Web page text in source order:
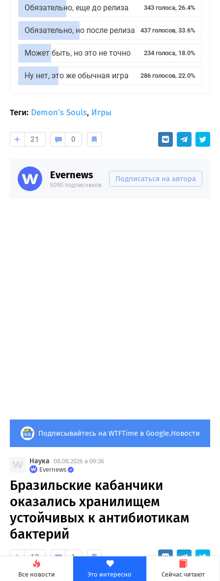
Все новости Это интересно Сейчас читают
Обязательно, еще до релиза 343 голоса, 26.4%
Обязательно, но после релиза 437 голосов, 33.6%
Может быть, но это не точно 234 голоса, 18.0%
Ну нет, это же обычная игра 286 голосов, 22.0%
Теги: Demon's Souls, Игры
21 0
Evernews
8090 подписчиков
Подписаться на автора
Подписывайтесь на WTFTime в Google.Новости
Наука 08.08.2026 в 09:36
Evernews
Бразильские кабанчики
оказались хранилищем
устойчивых к антибиотикам
бактерий
18 1